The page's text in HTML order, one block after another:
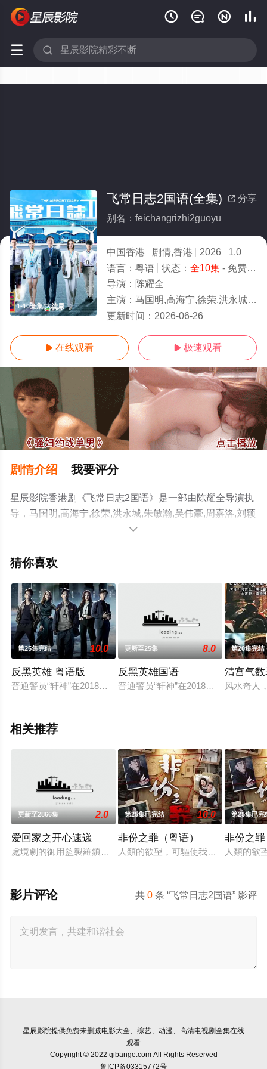
   
 
1-10全集/大结局
 分享
飞常日志2国语(全集)
别名：feichangrizhi2guoyu
中国香港 剧情,香港 2026
1.0
语言： 粤语 状态： 全10集- 免费在线观看
导演： 陈耀全
主演： 马国明,高海宁,徐荣,洪永城,朱敏瀚,吴伟豪,周嘉洛,刘颖镟,钟柔美,郭柏妍,张驰豪,黄婧灵
更新时间： 2026-06-26
 在线观看  极速观看
剧情介绍 我要评分
星辰影院香港剧《飞常日志2国语》是一部由陈耀全导演执
导，马国明,高海宁,徐荣,洪永城,朱敏瀚,吴伟豪,周嘉洛,刘颖
镟,钟柔美,郭柏妍,张驰豪,黄婧灵等明星演员精彩演绎的中
费观看高清无删减完整版电视剧全集就上星辰电影网，热
剧、电视猫或剧情网等平台了解。

猜你喜欢
第25集完结 10.0
反黑英雄 粤语版
普通警员“轩神”在2018年遭遇了悍匪袭击，导致身为警长的干
更新至25集 8.0
反黑英雄国语
普通警员“轩神”在2018年遭遇了悍
第20集完结
清宫气
风水奇人
相关推荐
更新至2866集 2.0
爱回家之开心速递
處境劇的御用監製羅鎮岳已經準備開拍新一套處境劇，暫定叫
第25集已完结 10.0
非份之罪（粤语）
人類的欲望，可驅使我們超越自我，
第25集已完
非份之
人類的欲
共0 条 “飞常日志2国语” 影评
影片评论
星辰影院提供免费未删减电影大全、综艺、动漫、高清电视剧全集在线
观看
Copyright © 2022 qibange.com All Rights Reserved
鲁ICP备03315772号